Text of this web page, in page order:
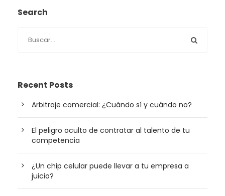
Search
Recent Posts
Arbitraje comercial: ¿Cuándo sí y cuándo no?
El peligro oculto de contratar al talento de tu
competencia
¿Un chip celular puede llevar a tu empresa a
juicio?